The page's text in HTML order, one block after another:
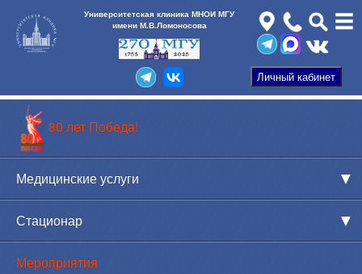
Университетская клиника МНОИ МГУ
имени М.В.Ломоносова
80 лет Победа!
Медицинские услуги
Стационар
Мероприятия